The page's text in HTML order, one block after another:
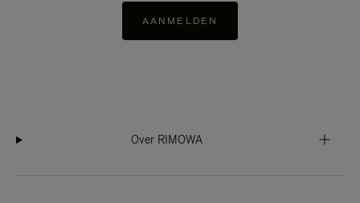
AANMELDEN
Over RIMOWA